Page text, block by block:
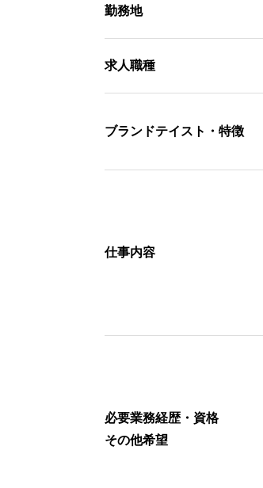
勤務地
求人職種
ブランドテイスト・特徴
仕事内容
必要業務経歴・資格
その他希望